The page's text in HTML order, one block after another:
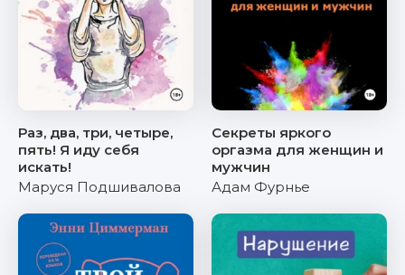
Раз, два, три, четыре,
пять! Я иду себя
искать!
Маруся Подшивалова
Секреты яркого
оргазма для женщин и
мужчин
Адам Фурнье